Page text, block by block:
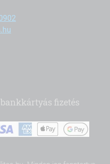
fizetés